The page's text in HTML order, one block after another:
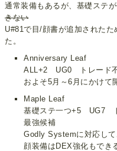
通常装備もあるが、基礎ステ
きない
U#81で目/顔書が追加された
た。
Anniversary Leaf
ALL+2 UG0 トレード
およそ5月～6月にかけて
Maple Leaf
基礎ステ一つ+5 UG7
最強候補
Godly Systemに対応し
顔装備はDEX強化もでき